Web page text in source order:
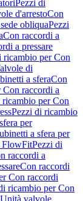
Pezzi di
d'arrestoCon
obliquaPezzi
Con raccordi a
a pressare
ricambio per Con
di
a sferaCon
raccordi a
ricambio per Con
Pezzi di ricambio
per
a sfera per
FlowFitPezzi di
raccordi a
Con raccordi
Con raccordi
ricambio per Con
Unità valvole